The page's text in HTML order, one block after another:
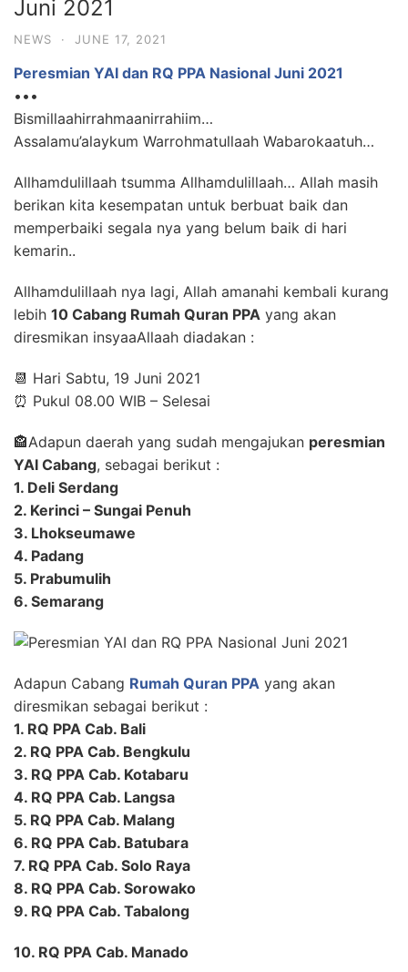
Juni 2021
NEWS · JUNE 17, 2021
Peresmian YAI dan RQ PPA Nasional Juni 2021
•••
Bismillaahirrahmaanirrahiim…
Assalamu’alaykum Warrohmatullaah Wabarokaatuh…
Allhamdulillaah tsumma Allhamdulillaah… Allah masih
berikan kita kesempatan untuk berbuat baik dan
memperbaiki segala nya yang belum baik di hari
kemarin..
Allhamdulillaah nya lagi, Allah amanahi kembali kurang
lebih 10 Cabang Rumah Quran PPA yang akan
diresmikan insyaaAllaah diadakan :
📆 Hari Sabtu, 19 Juni 2021
⏰ Pukul 08.00 WIB – Selesai
🏤Adapun daerah yang sudah mengajukan peresmian
YAI Cabang, sebagai berikut :
1. Deli Serdang
2. Kerinci – Sungai Penuh
3. Lhokseumawe
4. Padang
5. Prabumulih
6. Semarang
Adapun Cabang Rumah Quran PPA yang akan
diresmikan sebagai berikut :
1. RQ PPA Cab. Bali
2. RQ PPA Cab. Bengkulu
3. RQ PPA Cab. Kotabaru
4. RQ PPA Cab. Langsa
5. RQ PPA Cab. Malang
6. RQ PPA Cab. Batubara
7. RQ PPA Cab. Solo Raya
8. RQ PPA Cab. Sorowako
9. RQ PPA Cab. Tabalong
10. RQ PPA Cab. Manado